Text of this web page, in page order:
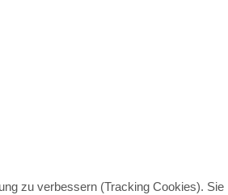
zu verbessern (Tracking Cookies). Sie